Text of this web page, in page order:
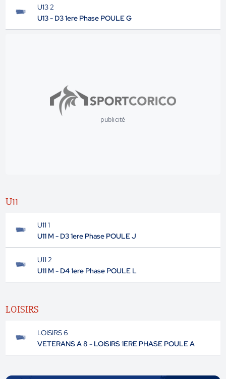
U13 2
U13 - D3 1ere Phase POULE G
publicité
U11
U11 1
U11 M - D3 1ere Phase POULE J
U11 2
U11 M - D4 1ere Phase POULE L
LOISIRS
LOISIRS 6
VETERANS A 8 - LOISIRS 1ERE PHASE POULE A